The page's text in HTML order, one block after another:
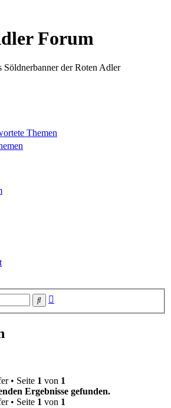
Forum
Söldnerbanner der Roten Adler
Themen
Suche
• Seite 1 von 1
Ergebnisse gefunden.
• Seite 1 von 1